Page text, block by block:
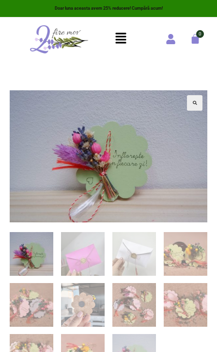
Doar luna aceasta avem 25% reducere! Cumpără acum!